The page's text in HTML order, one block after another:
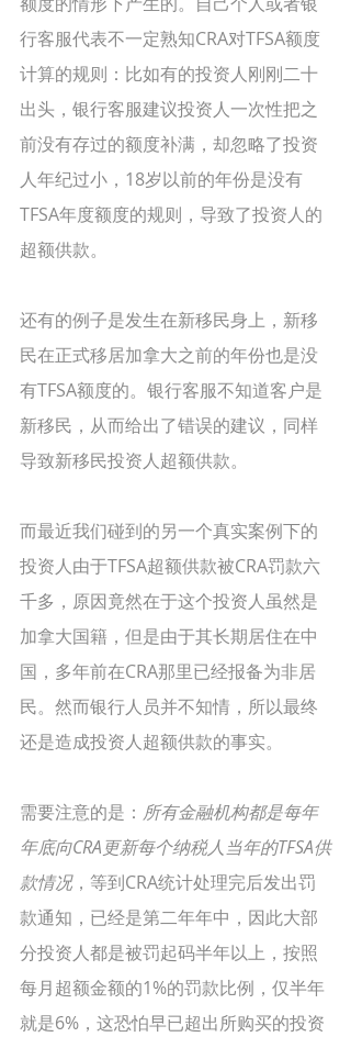
行客服代表不一定熟知CRA对TFSA额度
计算的规则：比如有的投资人刚刚二十
出头，银行客服建议投资人一次性把之
前没有存过的额度补满，却忽略了投资
人年纪过小，18岁以前的年份是没有
TFSA年度额度的规则，导致了投资人的
超额供款。
还有的例子是发生在新移民身上，新移
民在正式移居加拿大之前的年份也是没
有TFSA额度的。银行客服不知道客户是
新移民，从而给出了错误的建议，同样
导致新移民投资人超额供款。
而最近我们碰到的另一个真实案例下的
投资人由于TFSA超额供款被CRA罚款六
千多，原因竟然在于这个投资人虽然是
加拿大国籍，但是由于其长期居住在中
国，多年前在CRA那里已经报备为非居
民。然而银行人员并不知情，所以最终
还是造成投资人超额供款的事实。
需要注意的是： 所有金融机构都是每年
年底向CRA更新每个纳税人当年的TFSA供
款情况，等到CRA统计处理完后发出罚
款通知，已经是第二年年中，因此大部
分投资人都是被罚起码半年以上，按照
每月超额金额的1%的罚款比例，仅半年
就是6%，这恐怕早已超出所购买的投资